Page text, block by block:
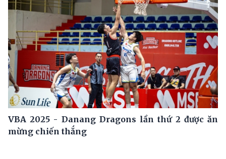
VBA 2025 - Danang Dragons lần thứ 2 được ăn
mừng chiến thắng